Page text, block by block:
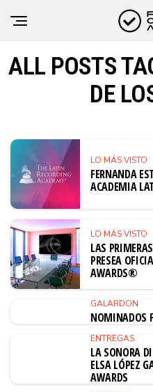
ALL POSTS
DE
LO MÁS VISTO
FERNANDA
ACADEMIA
LO MÁS VISTO
LAS
PRESEA
AWARDS®
GALARDON
NOMINADOS
ENTREGAS
LA SONORA
ELSA LÓPEZ
AWARDS